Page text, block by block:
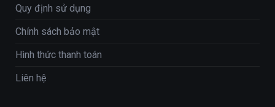
Quy định sử dụng
Chính sách bảo mật
Hình thức thanh toán
Liên hệ